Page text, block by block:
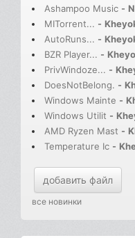
Ashampoo Music -
MITorrent... -
AutoRuns... -
BZR Player... -
PrivWindoze... -
DoesNotBelong. -
Windows Mainte -
Windows Utilit -
AMD Ryzen Mast -
Temperature Ic -
добавить файл
все новинки